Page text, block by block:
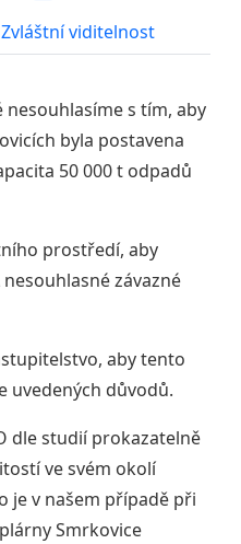
Zvláštní viditelnost
s tím, aby
byla postavena
50 000 t odpadů
prostředí, aby
závazné
aby tento
uvedených důvodů.
dle studií prokazatelně
ve svém okolí
je v našem případě při
Smrkovice